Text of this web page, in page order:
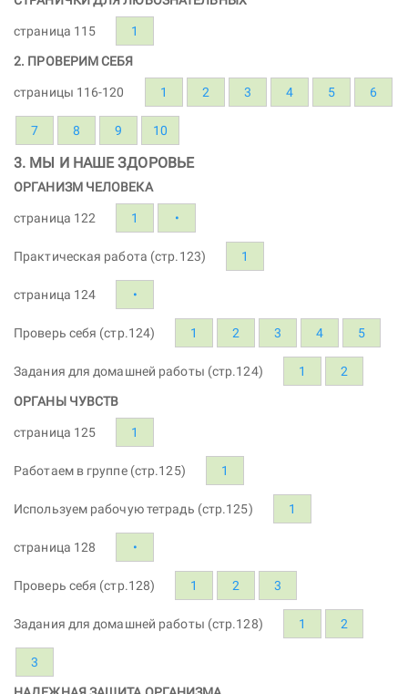
страница 115 1
2. ПРОВЕРИМ СЕБЯ
страницы 116-120 1 2 3 4 5 6
7 8 9 10
3. МЫ И НАШЕ ЗДОРОВЬЕ
ОРГАНИЗМ ЧЕЛОВЕКА
страница 122 1 •
Практическая работа (стр.123) 1
страница 124 •
Проверь себя (стр.124) 1 2 3 4 5
Задания для домашней работы (стр.124) 1 2
ОРГАНЫ ЧУВСТВ
страница 125 1
Работаем в группе (стр.125) 1
Используем рабочую тетрадь (стр.125) 1
страница 128 •
Проверь себя (стр.128) 1 2 3
Задания для домашней работы (стр.128) 1 2
3